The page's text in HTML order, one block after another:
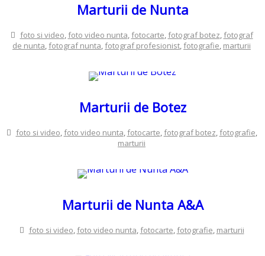
Marturii de Nunta
foto si video,foto video nunta,fotocarte,fotograf botez,fotograf
de nunta,fotograf nunta,fotograf profesionist,fotografie, marturii
Marturii de Botez
foto si video,foto video nunta,fotocarte,fotograf botez,fotografie,
marturii
Marturii de Nunta A&A
foto si video,foto video nunta,fotocarte,fotografie, marturii